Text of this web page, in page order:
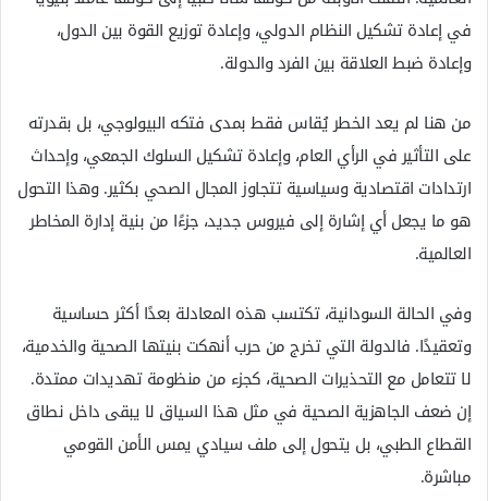
في إعادة تشكيل النظام الدولي، وإعادة توزيع القوة بين الدول،
وإعادة ضبط العلاقة بين الفرد والدولة.
من هنا لم يعد الخطر يُقاس فقط بمدى فتكه البيولوجي، بل بقدرته
على التأثير في الرأي العام، وإعادة تشكيل السلوك الجمعي، وإحداث
ارتدادات اقتصادية وسياسية تتجاوز المجال الصحي بكثير. وهذا التحول
هو ما يجعل أي إشارة إلى فيروس جديد، جزءًا من بنية إدارة المخاطر
العالمية.
وفي الحالة السودانية، تكتسب هذه المعادلة بعدًا أكثر حساسية
وتعقيدًا. فالدولة التي تخرج من حرب أنهكت بنيتها الصحية والخدمية،
لا تتعامل مع التحذيرات الصحية، كجزء من منظومة تهديدات ممتدة.
إن ضعف الجاهزية الصحية في مثل هذا السياق لا يبقى داخل نطاق
القطاع الطبي، بل يتحول إلى ملف سيادي يمس الأمن القومي
مباشرة.